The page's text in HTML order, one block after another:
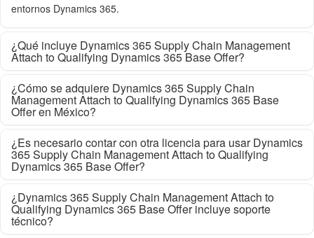
entornos Dynamics 365.
¿Qué incluye Dynamics 365 Supply Chain Management
Attach to Qualifying Dynamics 365 Base Offer?
¿Cómo se adquiere Dynamics 365 Supply Chain
Management Attach to Qualifying Dynamics 365 Base
Offer en México?
¿Es necesario contar con otra licencia para usar Dynamics
365 Supply Chain Management Attach to Qualifying
Dynamics 365 Base Offer?
¿Dynamics 365 Supply Chain Management Attach to
Qualifying Dynamics 365 Base Offer incluye soporte
técnico?